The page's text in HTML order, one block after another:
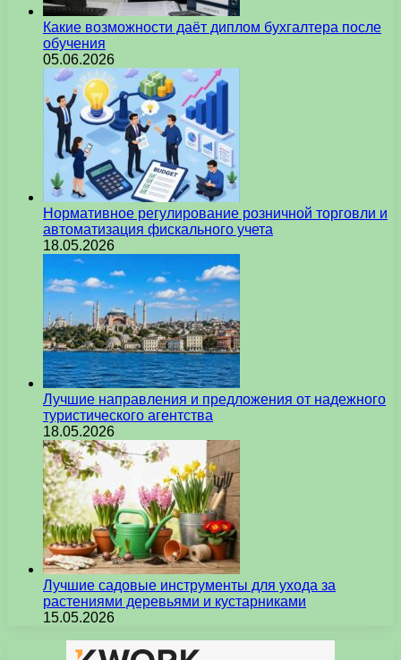
Какие возможности даёт диплом бухгалтера после
обучения
05.06.2026
Нормативное регулирование розничной торговли и
автоматизация фискального учета
18.05.2026
Лучшие направления и предложения от надежного
туристического агентства
18.05.2026
Лучшие садовые инструменты для ухода за
растениями деревьями и кустарниками
15.05.2026